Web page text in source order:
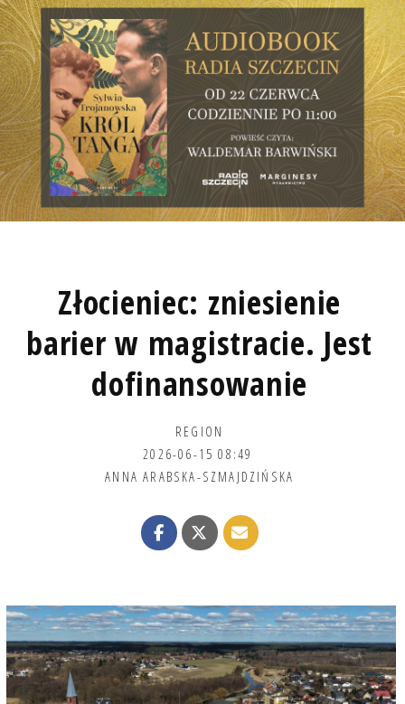
Złocieniec: zniesienie
barier w magistracie. Jest
dofinansowanie
REGION
2026-06-15 08:49
ANNA ARABSKA-SZMAJDZIŃSKA